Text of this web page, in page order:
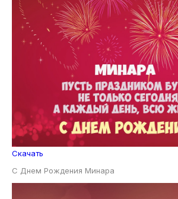
Скачать
С Днем Рождения Минара